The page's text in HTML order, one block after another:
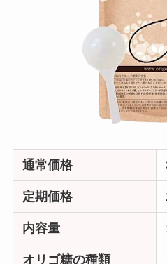
通常価格
定期価格
内容量
オリゴ糖の種類